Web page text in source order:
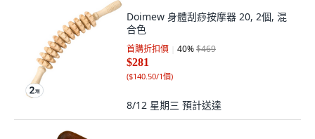
Doimew 身體刮痧按摩器 20, 2個, 混
合色
首購折扣價 40%$469
$281
($140.50/1個)
8/12 星期三 預計送達